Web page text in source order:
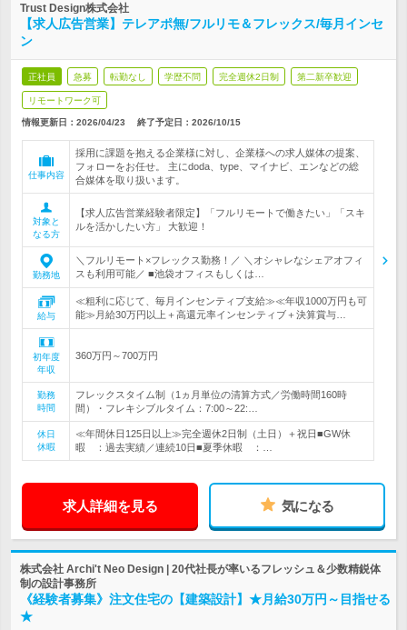
Trust Design株式会社
【求人広告営業】テレアポ無/フルリモ＆フレックス/毎月インセ
ン
正社員 急募 転勤なし 学歴不問 完全週休2日制 第二新卒歓迎
リモートワーク可
情報更新日：2026/04/23 終了予定日： 2026/10/15
仕事内容
採用に課題を抱える企業様に対し、企業様への求人媒体の提案、
フォローをお任せ。 主にdoda、type、マイナビ、エンなどの総
合媒体を取り扱います。
対象と
なる方
【求人広告営業経験者限定】「フルリモートで働きたい」「スキ
ルを活かしたい方」 大歓迎！
勤務地
＼フルリモート×フレックス勤務！／ ＼オシャレなシェアオフィ
スも利用可能／ ■池袋オフィスもしくは…
給与
≪粗利に応じて、毎月インセンティブ支給≫≪年収1000万円も可
能≫月給30万円以上＋高還元率インセンティブ＋決算賞与…
初年度
年収
360万円～700万円
勤務
時間
フレックスタイム制（1ヵ月単位の清算方式／労働時間160時
間）・フレキシブルタイム：7:00～22:…
休日
休暇
≪年間休日125日以上≫完全週休2日制（土日）＋祝日■GW休
暇 ：過去実績／連続10日■夏季休暇 ：…
求人詳細を見る 気になる
株式会社 Archi't Neo Design | 20代社長が率いるフレッシュ＆少数精鋭体
制の設計事務所
《経験者募集》注文住宅の【建築設計】★月給30万円～目指せる
★